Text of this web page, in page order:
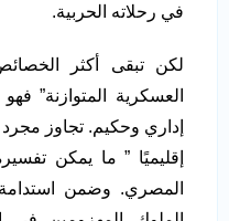
في رحلاته الحربية.
لكن تبقى أكثر الخصائص
العسكرية المتوازنة”
إداري وحكيم. تجاوز
إقليميًا ” ما يمكن
المصري. وضمن استدامة